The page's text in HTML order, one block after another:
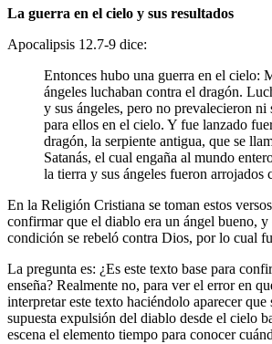
La guerra en el cielo y sus resultados
Apocalipsis 12.7-9 dice:
Entonces hubo una guerra en el cielo:
ángeles luchaban contra el dragón.
y sus ángeles, pero no prevalecieron ni
para ellos en el cielo. Y fue lanzado
dragón, la serpiente antigua, que se
Satanás, el cual engaña al mundo
la tierra y sus ángeles fueron arrojados
En la Religión Cristiana se toman estos
confirmar que el diablo era un ángel bueno, y
condición se rebeló contra Dios, por lo cual
La pregunta es: ¿Es este texto base para
enseña? Realmente no, para ver el error en
interpretar este texto haciéndolo aparecer que
supuesta expulsión del diablo desde el cielo
escena el elemento tiempo para conocer